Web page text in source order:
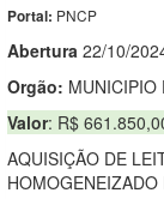
Portal: PNCP
Abertura 22/10/
Orgão: MUNICIPIO
Valor: R$
AQUISIÇÃO DE